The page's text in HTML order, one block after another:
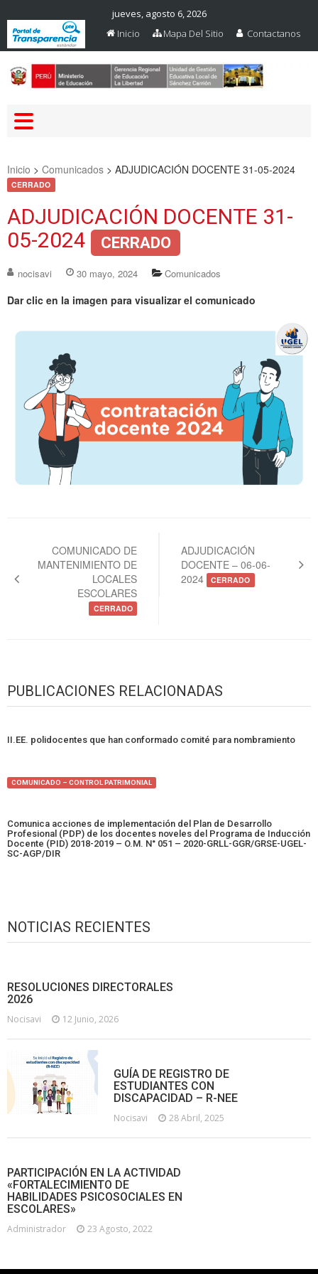
jueves, agosto 6, 2026
Inicio
Mapa Del Sitio Contactanos
Inicio > Comunicados > ADJUDICACIÓN DOCENTE 31-05-2024
CERRADO
ADJUDICACIÓN DOCENTE 31-
05-2024
CERRADO
nocisavi 30 mayo, 2024 Comunicados
Dar clic en la imagen para visualizar el comunicado
entradas
COMUNICADO DE
MANTENIMIENTO DE
LOCALES
ESCOLARES
CERRADO
ADJUDICACIÓN
DOCENTE – 06-06-
2024
CERRADO
PUBLICACIONES RELACIONADAS
II.EE. polidocentes que han conformado comité para nombramiento
COMUNICADO – CONTROL PATRIMONIAL
Comunica acciones de implementación del Plan de Desarrollo
Profesional (PDP) de los docentes noveles del Programa de Inducción
Docente (PID) 2018-2019 – O.M. N° 051 – 2020-GRLL-GGR/GRSE-UGEL-
SC-AGP/DIR
NOTICIAS RECIENTES
RESOLUCIONES DIRECTORALES
2026
Nocisavi 12 Junio, 2026
GUÍA DE REGISTRO DE
ESTUDIANTES CON
DISCAPACIDAD – R-NEE
Nocisavi 28 Abril, 2025
PARTICIPACIÓN EN LA ACTIVIDAD
«FORTALECIMIENTO DE
HABILIDADES PSICOSOCIALES EN
ESCOLARES»
Administrador 23 Agosto, 2022